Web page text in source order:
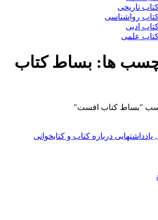
تاریخی
رواشناسی
ادبی
علمی
ها: بساط کتاب
"بساط کتاب افست"
یادداشتهایی درباره کتاب و کتابخوانی